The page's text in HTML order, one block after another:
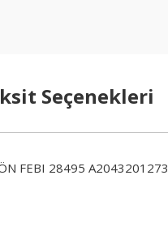
Seçenekleri
FEBI 28495 A2043201273